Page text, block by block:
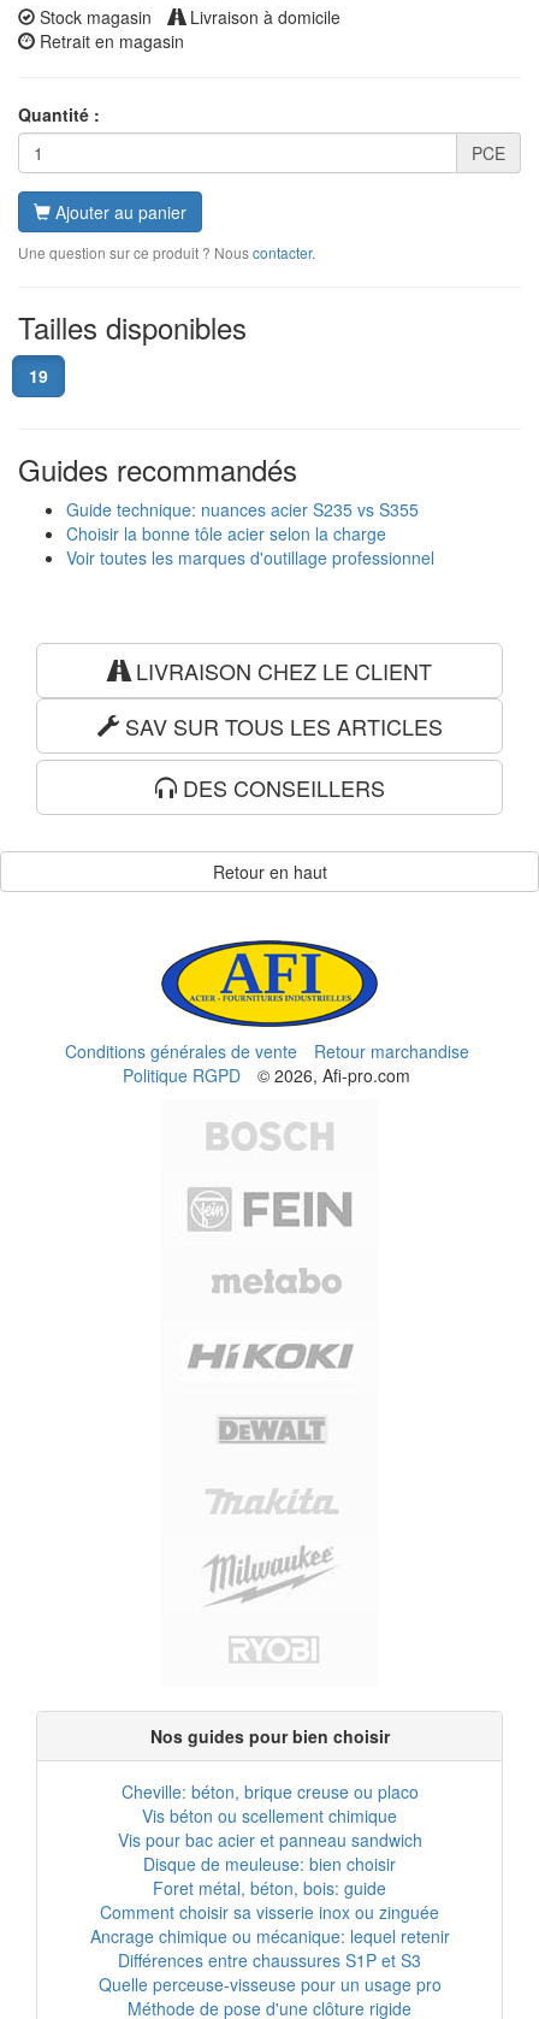
Stock magasin
Livraison à domicile
Retrait en magasin
Quantité :
PCE
Ajouter au panier
Une question sur ce produit ? Nouscontacter.
Tailles disponibles
19
Guides recommandés
Guide technique: nuances acier S235 vs S355
Choisir la bonne tôle acier selon la charge
Voir toutes les marques d'outillage professionnel
LIVRAISON CHEZ LE CLIENT
SAV SUR TOUS LES ARTICLES
DES CONSEILLERS
Retour en haut
Conditions générales de vente
Retour marchandise
Politique RGPD
© 2026, Afi-pro.com
Nos guides pour bien choisir
Cheville: béton, brique creuse ou placo
Vis béton ou scellement chimique
Vis pour bac acier et panneau sandwich
Disque de meuleuse: bien choisir
Foret métal, béton, bois: guide
Comment choisir sa visserie inox ou zinguée
Ancrage chimique ou mécanique: lequel retenir
Différences entre chaussures S1P et S3
Quelle perceuse-visseuse pour un usage pro
Méthode de pose d'une clôture rigide